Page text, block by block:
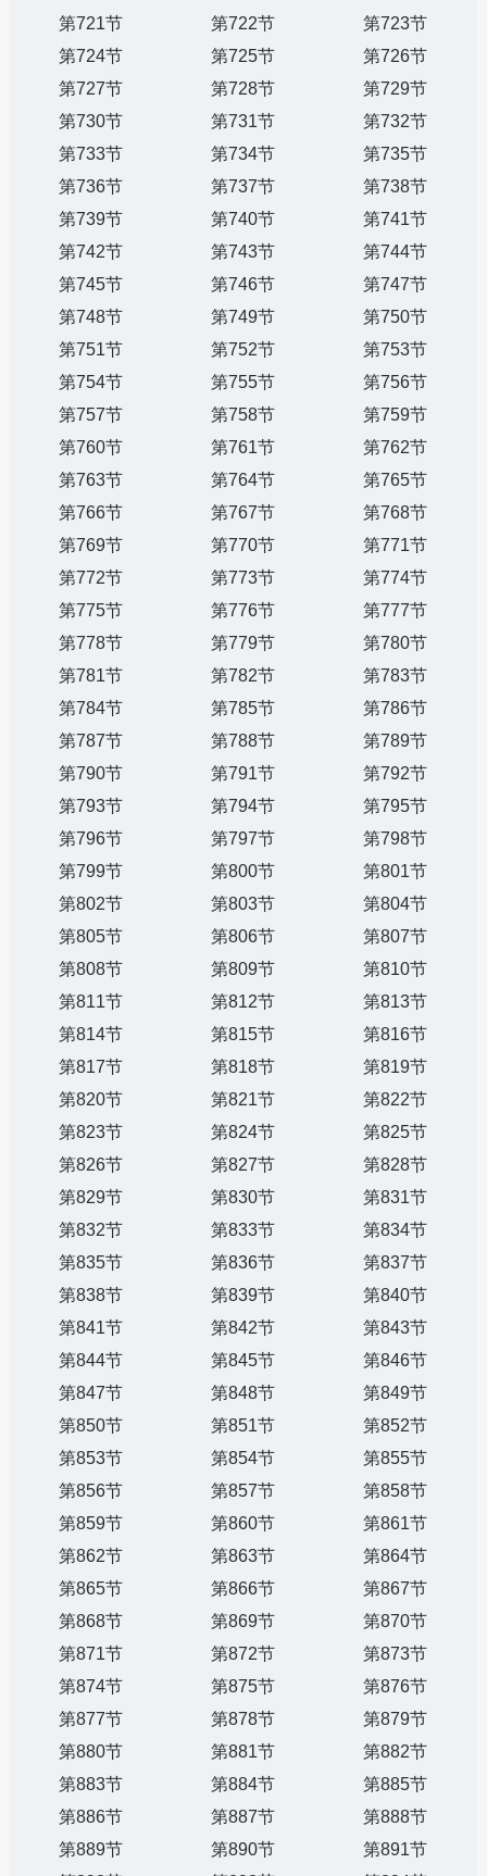
第721节 第722节
第723节
第724节
第725节
第726节
第727节
第728节
第729节
第730节
第731节
第732节
第733节
第734节
第735节
第736节
第737节
第738节
第739节
第740节
第741节
第742节
第743节
第744节
第745节
第746节
第747节
第748节
第749节
第750节
第751节
第752节
第753节
第754节
第755节
第756节
第757节
第758节
第759节
第760节
第761节
第762节
第763节
第764节
第765节
第766节
第767节
第768节
第769节
第770节
第771节
第772节
第773节
第774节
第775节
第776节
第777节
第778节
第779节
第780节
第781节
第782节
第783节
第784节
第785节
第786节
第787节
第788节
第789节
第790节
第791节
第792节
第793节
第794节
第795节
第796节
第797节
第798节
第799节
第800节
第801节
第802节
第803节
第804节
第805节
第806节
第807节
第808节
第809节
第810节
第811节
第812节
第813节
第814节
第815节
第816节
第817节
第818节
第819节
第820节
第821节
第822节
第823节
第824节
第825节
第826节
第827节
第828节
第829节
第830节
第831节
第832节
第833节
第834节
第835节
第836节
第837节
第838节
第839节
第840节
第841节
第842节
第843节
第844节
第845节
第846节
第847节
第848节
第849节
第850节
第851节
第852节
第853节
第854节
第855节
第856节
第857节
第858节
第859节
第860节
第861节
第862节
第863节
第864节
第865节
第866节
第867节
第868节
第869节
第870节
第871节
第872节
第873节
第874节
第875节
第876节
第877节
第878节
第879节
第880节
第881节
第882节
第883节
第884节
第885节
第886节
第887节
第888节
第889节
第890节
第891节